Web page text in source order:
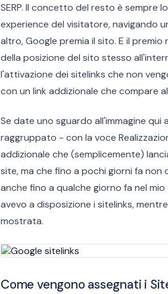
SERP. Il concetto del resto è sempre
experience del visitatore, navigando
altro, Google premia il sito. E il
della posizione del sito stesso
l'attivazione dei sitelinks che non
con un link addizionale che compare
Se date uno sguardo all'immagine
raggruppato - con la voce
addizionale che (semplicemente)
site, ma che fino a pochi giorni fa
anche fino a qualche giorno fa nel
avevo a disposizione i sitelinks,
mostrata.
Come vengono assegnati i